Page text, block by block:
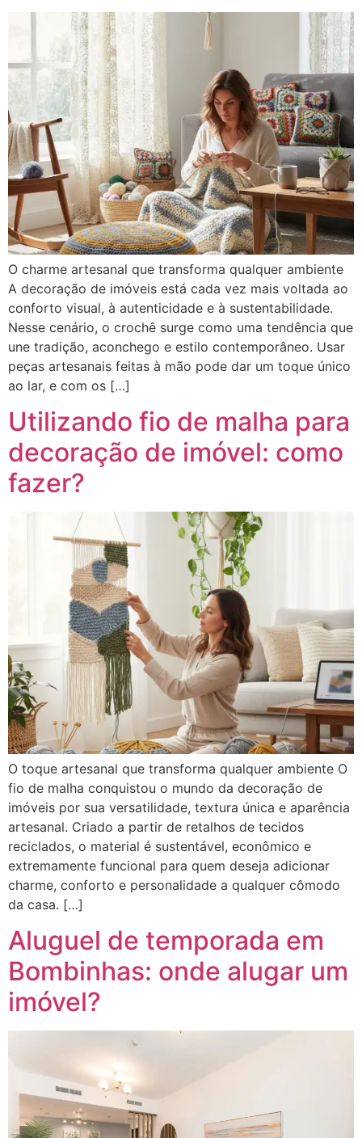
O charme artesanal que transforma qualquer ambiente
A decoração de imóveis está cada vez mais voltada ao
conforto visual, à autenticidade e à sustentabilidade.
Nesse cenário, o crochê surge como uma tendência que
une tradição, aconchego e estilo contemporâneo. Usar
peças artesanais feitas à mão pode dar um toque único
ao lar, e com os […]
Utilizando fio de malha para
decoração de imóvel: como
fazer?
O toque artesanal que transforma qualquer ambiente O
fio de malha conquistou o mundo da decoração de
imóveis por sua versatilidade, textura única e aparência
artesanal. Criado a partir de retalhos de tecidos
reciclados, o material é sustentável, econômico e
extremamente funcional para quem deseja adicionar
charme, conforto e personalidade a qualquer cômodo
da casa. […]
Aluguel de temporada em
Bombinhas: onde alugar um
imóvel?